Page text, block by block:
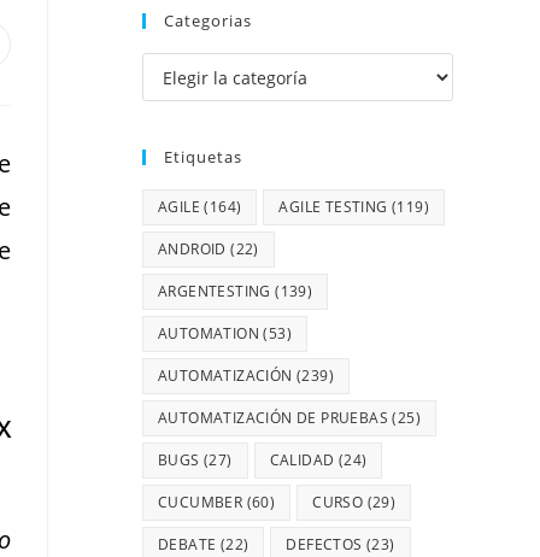
Categorias
Etiquetas
AGILE (164) AGILE TESTING (119)
ANDROID (22)
ARGENTESTING (139)
AUTOMATION (53)
AUTOMATIZACIÓN (239)
AUTOMATIZACIÓN DE PRUEBAS (25)
BUGS (27) CALIDAD (24)
CUCUMBER (60) CURSO (29)
DEBATE (22) DEFECTOS (23)